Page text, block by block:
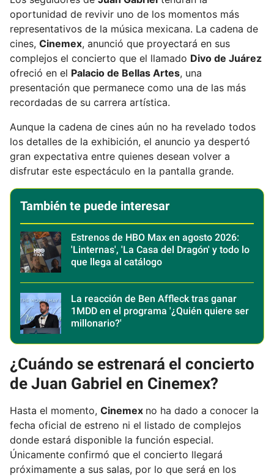
oportunidad de revivir uno de los momentos más
representativos de la música mexicana. La cadena de
cines, Cinemex, anunció que proyectará en sus
complejos el concierto que el llamado Divo de Juárez
ofreció en el Palacio de Bellas Artes, una
presentación que permanece como una de las más
recordadas de su carrera artística.
Aunque la cadena de cines aún no ha revelado todos
los detalles de la exhibición, el anuncio ya despertó
gran expectativa entre quienes desean volver a
disfrutar este espectáculo en la pantalla grande.
También te puede interesar
Estrenos de HBO Max en agosto 2026:
'Linternas', 'La Casa del Dragón' y todo lo
que llega al catálogo
La reacción de Ben Affleck tras ganar
1MDD en el programa '¿Quién quiere ser
millonario?'
¿Cuándo se estrenará el concierto
de Juan Gabriel en Cinemex?
Hasta el momento, Cinemex no ha dado a conocer la
fecha oficial de estreno ni el listado de complejos
donde estará disponible la función especial.
Únicamente confirmó que el concierto llegará
próximamente a sus salas, por lo que será en los